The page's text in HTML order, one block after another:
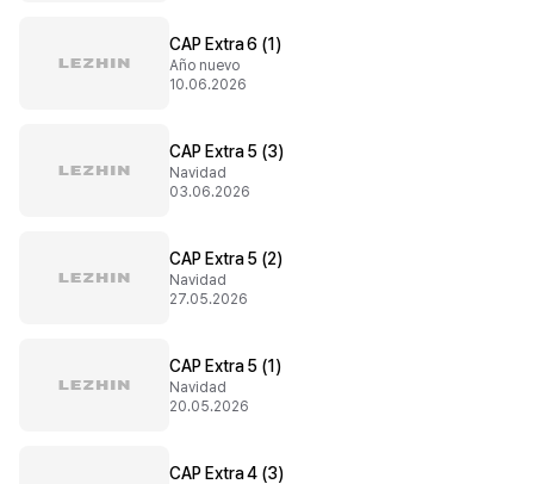
CAP Extra 6 (1)
Año nuevo
10.06.2026
CAP Extra 5 (3)
Navidad
03.06.2026
CAP Extra 5 (2)
Navidad
27.05.2026
CAP Extra 5 (1)
Navidad
20.05.2026
CAP Extra 4 (3)